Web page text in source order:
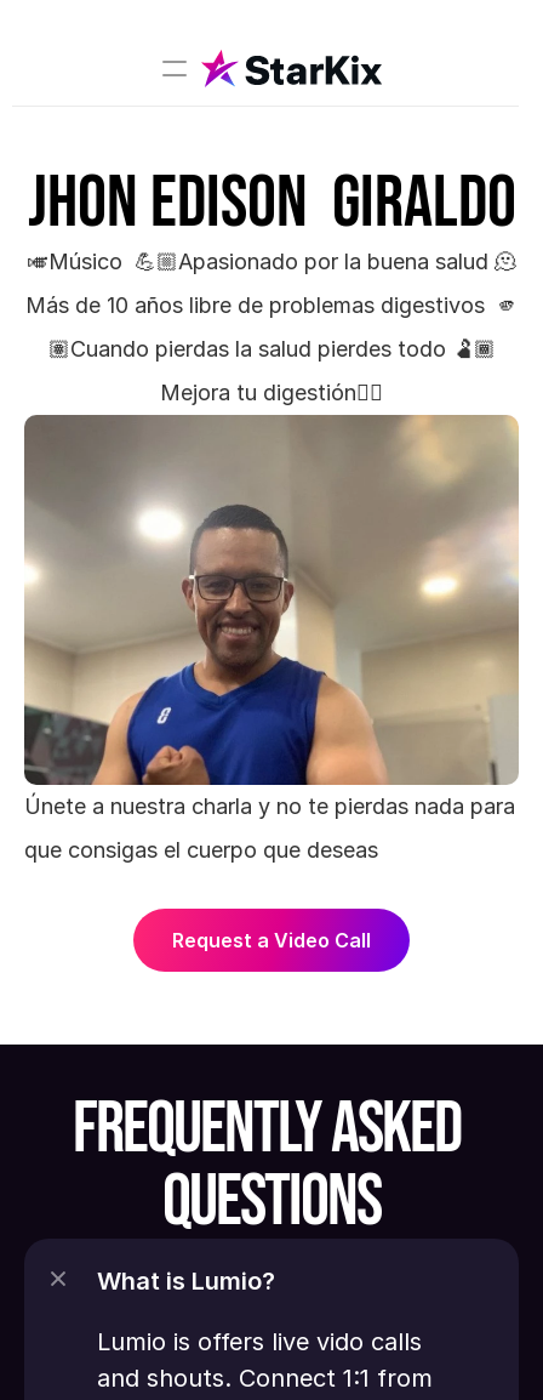
Sports
Comedy
Film-TV
Models
Jhon Edison  Giraldo
🎺Músico  💪🏼Apasionado por la buena salud 🫠
Más de 10 años libre de problemas digestivos  🫵
🏽Cuando pierdas la salud pierdes todo 🫃🏾
Mejora tu digestión👇🏻
Únete a nuestra charla y no te pierdas nada para
que consigas el cuerpo que deseas
FREQUENTLY ASKED
QUESTIONS
What is Lumio?
Lumio is offers live vido calls
and shouts. Connect 1:1 from
Request a Video Call